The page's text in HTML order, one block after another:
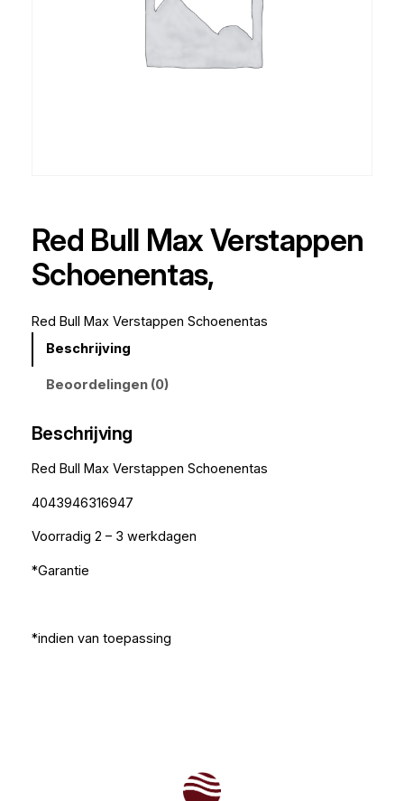
Red Bull Max Verstappen
Schoenentas,
Red Bull Max Verstappen Schoenentas
Beschrijving
Beoordelingen (0)
Beschrijving
Red Bull Max Verstappen Schoenentas
4043946316947
Voorradig 2 – 3 werkdagen
*Garantie
*indien van toepassing